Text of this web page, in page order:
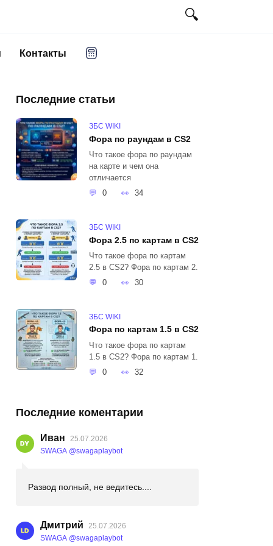
Контакты
Последние статьи
ЗБС WIKI
Фора по раундам в CS2
Что такое фора по раундам
на карте и чем она
отличается
0
34
ЗБС WIKI
Фора 2.5 по картам в CS2
Что такое фора по картам
2.5 в CS2? Фора по картам 2.
0
30
ЗБС WIKI
Фора по картам 1.5 в CS2
Что такое фора по картам
1.5 в CS2? Фора по картам 1.
0
32
Последние коментарии
Иван
25.07.2026
SWAGA @swagaplaybot
Развод полный, не ведитесь....
Дмитрий
25.07.2026
SWAGA @swagaplaybot